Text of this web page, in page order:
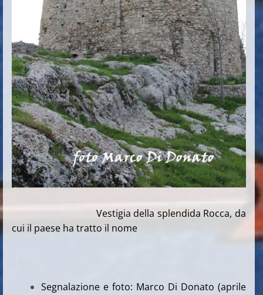
Vestigia della splendida Rocca, da
cui il paese ha tratto il nome
Segnalazione e foto: Marco Di Donato (aprile